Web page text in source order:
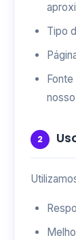
Tipo
2